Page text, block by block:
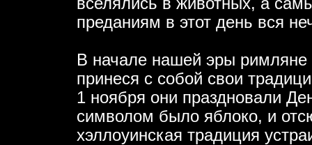
преданиям в этот день вся
В начале нашей эры римляне
принеся с собой свои
1 ноября они праздновали
символом было яблоко, и
хэллоуинская традиция